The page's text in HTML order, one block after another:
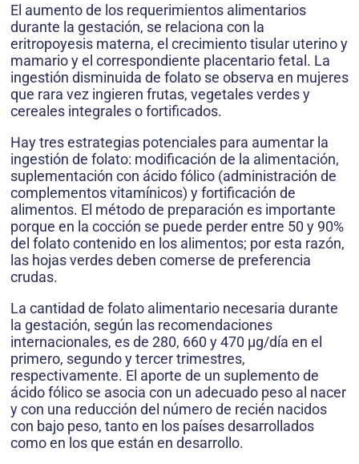
El aumento de los requerimientos alimentarios
durante la gestación, se relaciona con la
eritropoyesis materna, el crecimiento tisular uterino y
mamario y el correspondiente placentario fetal. La
ingestión disminuida de folato se observa en mujeres
que rara vez ingieren frutas, vegetales verdes y
cereales integrales o fortificados.
Hay tres estrategias potenciales para aumentar la
ingestión de folato: modificación de la alimentación,
suplementación con ácido fólico (administración de
complementos vitamínicos) y fortificación de
alimentos. El método de preparación es importante
porque en la cocción se puede perder entre 50 y 90%
del folato contenido en los alimentos; por esta razón,
las hojas verdes deben comerse de preferencia
crudas.
La cantidad de folato alimentario necesaria durante
la gestación, según las recomendaciones
internacionales, es de 280, 660 y 470 μg/día en el
primero, segundo y tercer trimestres,
respectivamente. El aporte de un suplemento de
ácido fólico se asocia con un adecuado peso al nacer
y con una reducción del número de recién nacidos
con bajo peso, tanto en los países desarrollados
como en los que están en desarrollo.